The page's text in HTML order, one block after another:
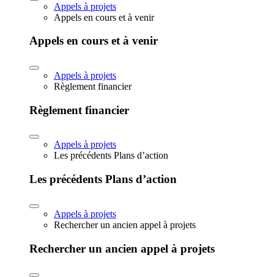
Appels à projets
Appels en cours et à venir
Appels en cours et à venir
Appels à projets
Règlement financier
Règlement financier
Appels à projets
Les précédents Plans d’action
Les précédents Plans d’action
Appels à projets
Rechercher un ancien appel à projets
Rechercher un ancien appel à projets